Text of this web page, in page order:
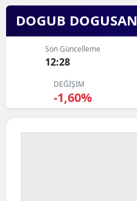
DOGUB DOGUSAN
Son Güncelleme
12:28
DEĞİŞİM
-1,60%